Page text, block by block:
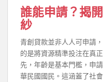
誰能申請？揭
紗
青創貸款並非人人可申請
的是將資源精準投注在真
先，年齡是基本門檻，申
華民國國民。這涵蓋了社